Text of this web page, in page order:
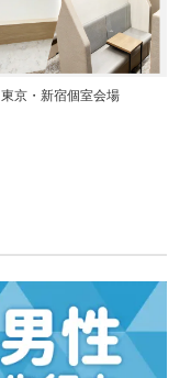
東京・新宿個室会場